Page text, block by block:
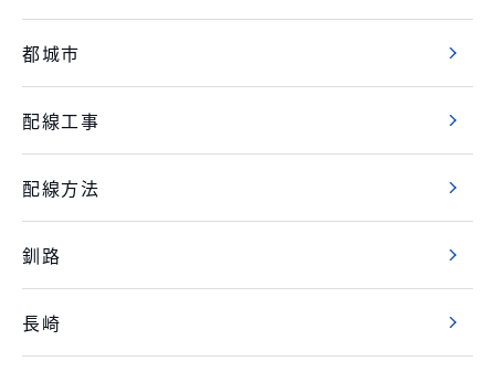
都城市
配線工事
配線方法
釧路
長崎